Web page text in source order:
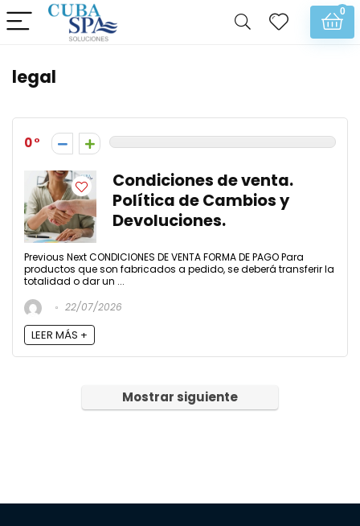
0
legal
0
Condiciones de venta.
Política de Cambios y
Devoluciones.
Previous Next CONDICIONES DE VENTA FORMA DE PAGO Para
productos que son fabricados a pedido, se deberá transferir la
totalidad o dar un ...
22/07/2026
LEER MÁS +
Mostrar siguiente